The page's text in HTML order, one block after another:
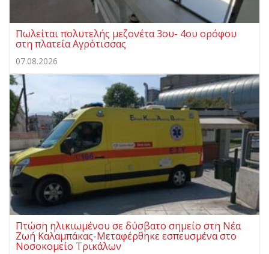
Πωλείται πολυτελής μεζονέτα 3ου- 4ου ορόφου
στη πλατεία Αγρότισσας
07.08.2026
Πτώση ηλικιωμένου σε δύσβατο σημείο στη Νέα
Ζωή Καλαμπάκας-Μεταφέρθηκε εσπευσμένα στο
Νοσοκομείο Τρικάλων